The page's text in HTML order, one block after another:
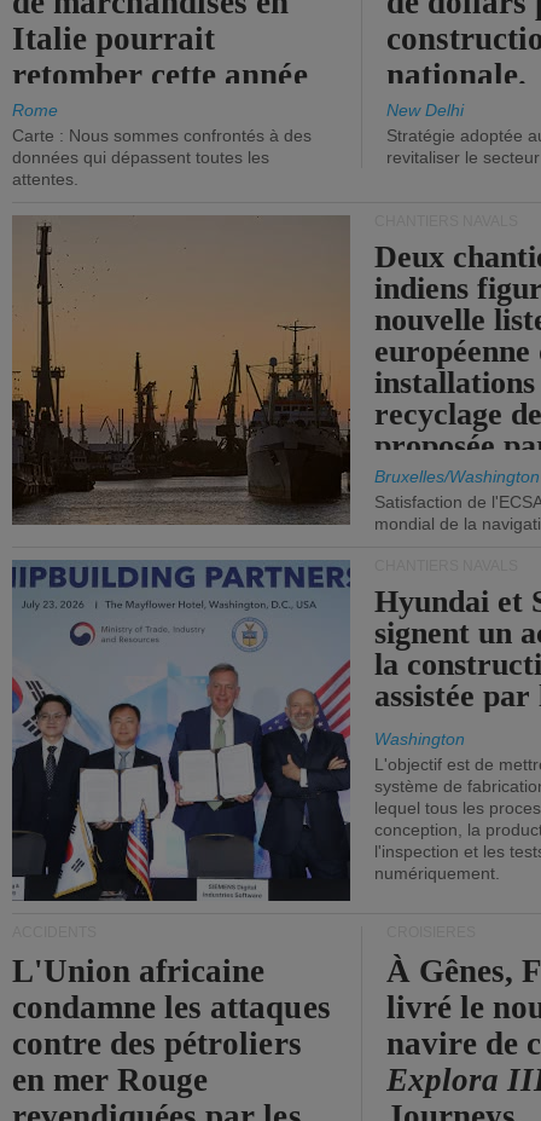
Italie pourrait
retomber cette année
aux niveaux de 2015.
Rome
Carte : Nous sommes confrontés à des
données qui dépassent toutes les
attentes.
nationale.
New Delhi
Stratégie adoptée
revitaliser le secteur
Deux
indiens
nouvelle
européenne
installations
recyclage
proposée
Bruxelles/Washington
Satisfaction de
mondial de la
Hyundai et
signent un
la
assistée
Washington
L'objectif est de
système de
lequel tous les
conception, la
l'inspection et les
numériquement.
L'Union africaine
condamne les attaques
contre des pétroliers
en mer Rouge
À Gênes,
livré le
navire de
Explora